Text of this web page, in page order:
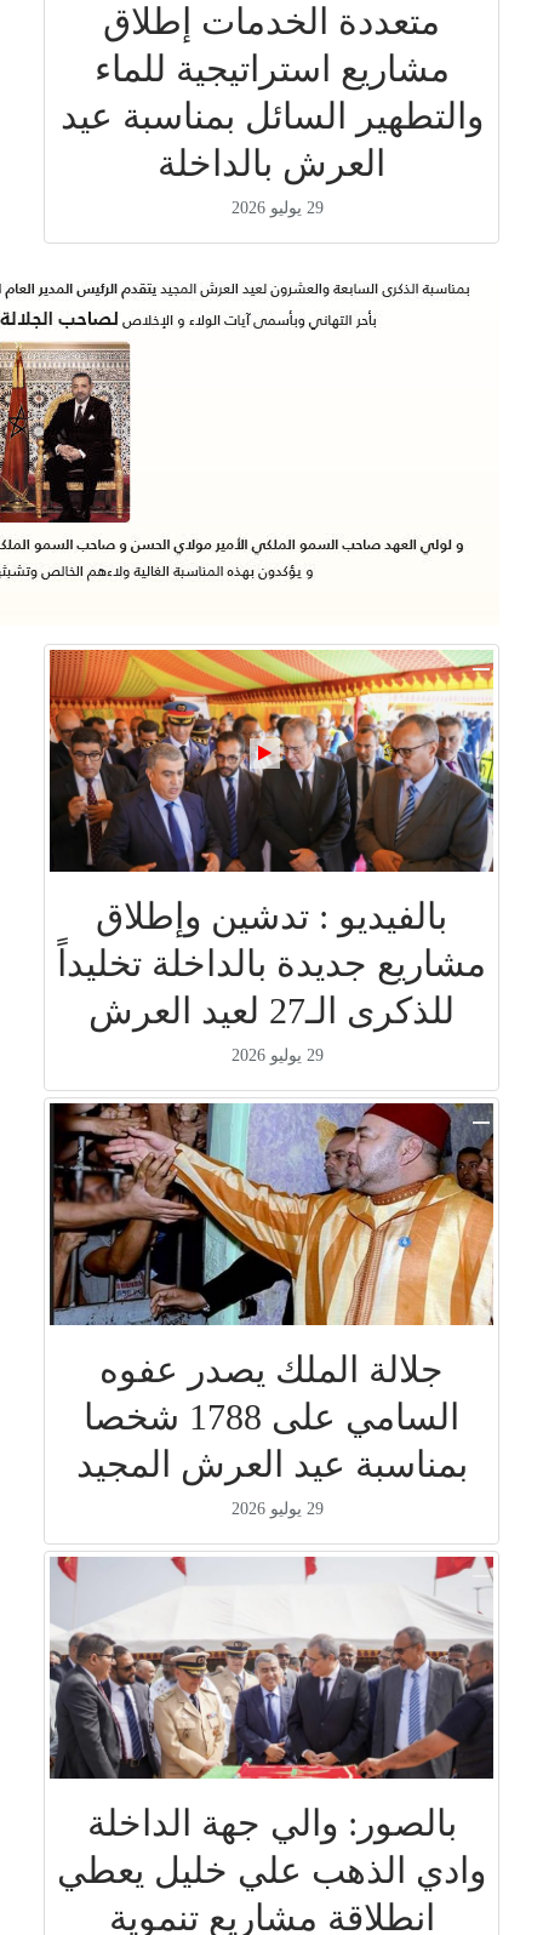
متعددة الخدمات إطلاق
مشاريع استراتيجية للماء
والتطهير السائل بمناسبة عيد
العرش بالداخلة
29 يوليو 2026
بالفيديو : تدشين وإطلاق
مشاريع جديدة بالداخلة تخليداً
للذكرى الـ27 لعيد العرش
29 يوليو 2026
جلالة الملك يصدر عفوه
السامي على 1788 شخصا
بمناسبة عيد العرش المجيد
29 يوليو 2026
بالصور: والي جهة الداخلة
وادي الذهب علي خليل يعطي
انطلاقة مشاريع تنموية